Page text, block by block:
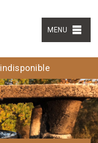
MENU
indisponible